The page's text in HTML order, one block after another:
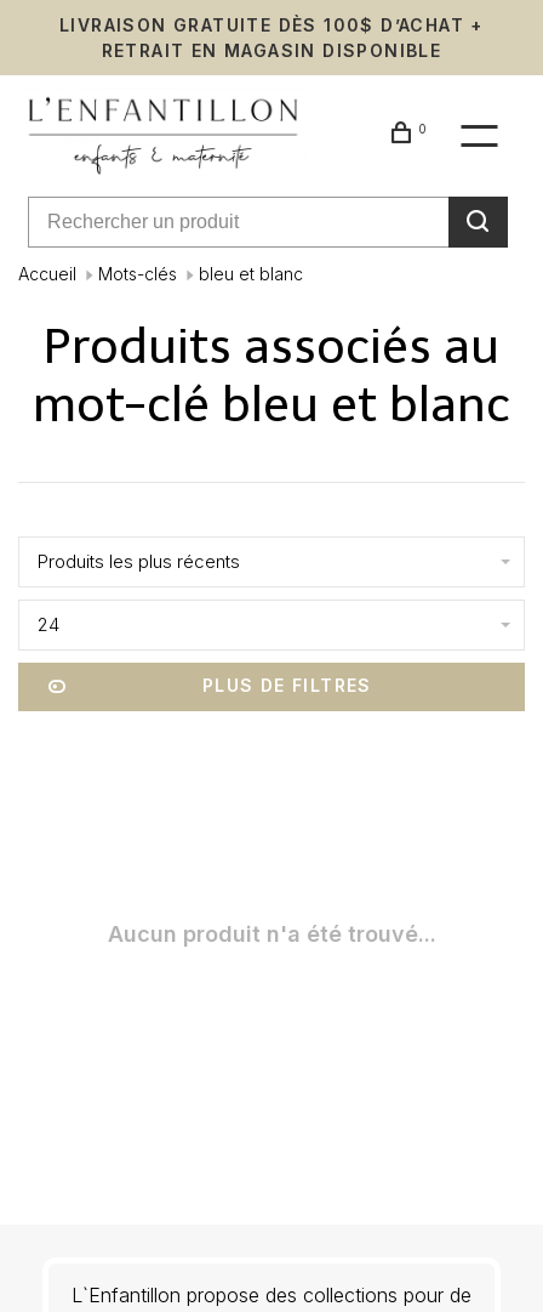
LIVRAISON GRATUITE DÈS 100$ D’ACHAT +
RETRAIT EN MAGASIN DISPONIBLE
0
Accueil Mots-clés bleu et blanc
Produits associés au
mot-clé bleu et blanc
Produits les plus récents
24
PLUS DE FILTRES
Aucun produit n'a été trouvé...
L`Enfantillon propose des collections pour de